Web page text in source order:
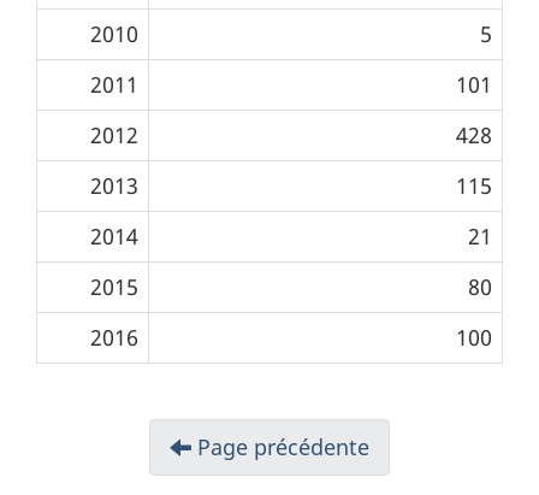
2010
5
2011
101
2012
428
2013
115
2014
21
2015
80
2016
100
Page précédente